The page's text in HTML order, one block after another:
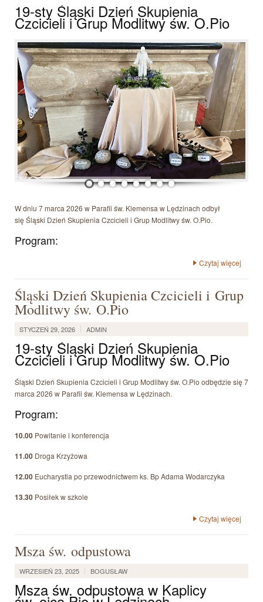
19-sty Śląski Dzień Skupienia
Czcicieli i Grup Modlitwy św. O.Pio
W dniu 7 marca 2026 w Parafii św. Klemensa w Lędzinach odbył
się Śląski Dzień Skupienia Czcicieli i Grup Modlitwy św. O.Pio.
Program:
Czytaj więcej
Śląski Dzień Skupienia Czcicieli i Grup
Modlitwy św. O.Pio
STYCZEŃ 29, 2026 ADMIN
19-sty Śląski Dzień Skupienia
Czcicieli i Grup Modlitwy św. O.Pio
Śląski Dzień Skupienia Czcicieli i Grup Modlitwy św. O.Pio odbędzie się 7
marca 2026 w Parafii św. Klemensa w Lędzinach.
Program:
10.00 Powitanie i konferencja
11.00 Droga Krzyżowa
12.00 Eucharystia po przewodnictwem ks. Bp Adama Wodarczyka
13.30 Posiłek w szkole
Czytaj więcej
Msza św. odpustowa
WRZESIEŃ 23, 2025 BOGUSŁAW
Msza św. odpustowa w Kaplicy